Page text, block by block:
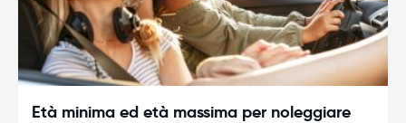
Età minima ed età massima per noleggiare